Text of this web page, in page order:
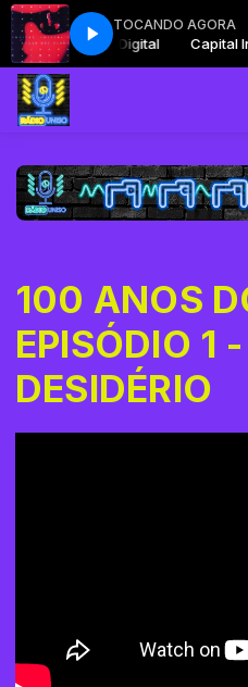
TOCANDO AGORA
Mundo Digital Capital Inicial
100 ANOS
EPISÓDIO 1
DESIDÉRIO